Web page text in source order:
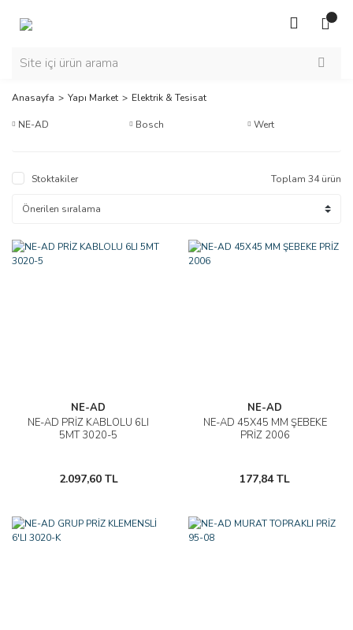
Anasayfa Yapı Market Elektrik & Tesisat
NE-AD Bosch Wert
Stoktakiler Toplam 34 ürün
NE-AD
NE-AD PRİZ KABLOLU 6LI
5MT 3020-5
2.097,60 TL
NE-AD
NE-AD 45X45 MM ŞEBEKE
PRİZ 2006
177,84 TL